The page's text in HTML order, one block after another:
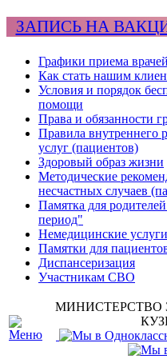
ЗАПИСЬ НА
Графики приема врачей
Как стать нашим
Условия и порядок
помощи
Права и обязанности
Правила внутреннего
услуг (пациентов)
Здоровый образ жизни
Методические
несчастных случаев
Памятка для
период"
Немедицинские услуги
Памятки для
Диспансеризация
Участникам СВО
МИНИСТЕРСТВО